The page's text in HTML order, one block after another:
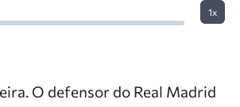
1x
O defensor do Real Madrid